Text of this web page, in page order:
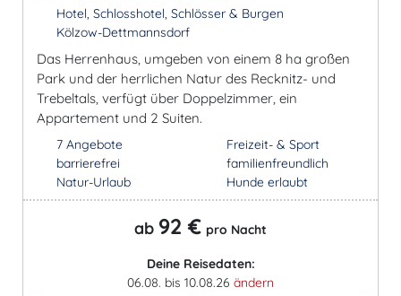
Hotel, Schlosshotel, Schlösser & Burgen
Kölzow-Dettmannsdorf
Das Herrenhaus, umgeben von einem 8 ha großen
Park und der herrlichen Natur des Recknitz- und
Trebeltals, verfügt über Doppelzimmer, ein
Appartement und 2 Suiten.
7 Angebote
barrierefrei
Natur-Urlaub
Freizeit- & Sport
familienfreundlich
Hunde erlaubt
ab 92 € pro Nacht
Deine Reisedaten:
06.08. bis 10.08.26 ändern